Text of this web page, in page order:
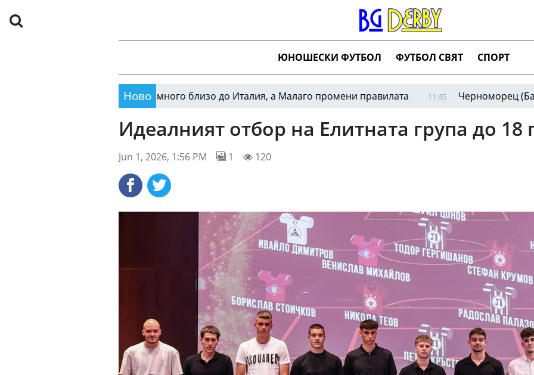
ЮНОШЕСКИ ФУТБОЛ ФУТБОЛ СВЯТ СПОРТ
Ново
Гуардиола беше много близо до Италия, а Малаго промени правилата 11:45 Черноморец (Балчик)
Идеалният отбор на Елитната група до 18
Jun 1, 2026, 1:56 PM 1 120